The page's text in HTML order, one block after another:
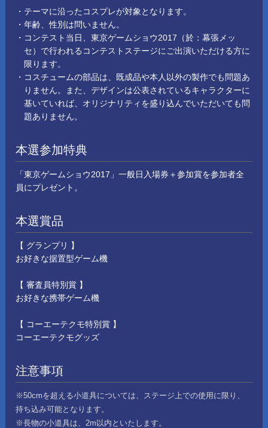
・テーマに沿ったコスプレが対象となります。
・年齢、性別は問いません。
・コンテスト当日、東京ゲームショウ2017（於：幕張メッ
セ）で行われるコンテストステージにご出演いただける方に
限ります。
・コスチュームの部品は、既成品や本人以外の製作でも問題あ
りません。また、デザインは公表されているキャラクターに
基いていれば、オリジナリティを盛り込んでいただいても問
題ありません。
本選参加特典
「東京ゲームショウ2017」一般日入場券＋参加賞を参加者全
員にプレゼント。
本選賞品
【 グランプリ 】
お好きな据置型ゲーム機
【 審査員特別賞 】
お好きな携帯ゲーム機
【 コーエーテクモ特別賞 】
コーエーテクモグッズ
注意事項
※50cmを超える小道具については、ステージ上での使用に限り、
持ち込み可能となります。
※長物の小道具は、2m以内といたします。